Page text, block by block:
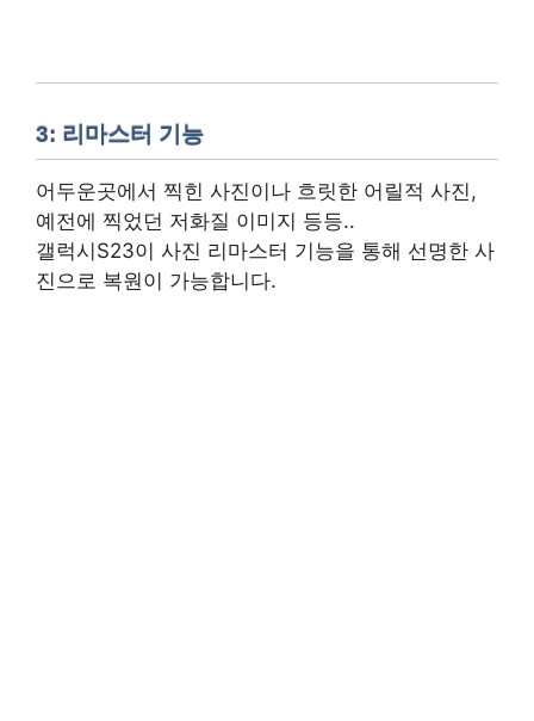
3: 리마스터 기능
어두운곳에서 찍힌 사진이나 흐릿한 어릴적 사진,
예전에 찍었던 저화질 이미지 등등..
갤럭시S23이 사진 리마스터 기능을 통해 선명한 사
진으로 복원이 가능합니다.